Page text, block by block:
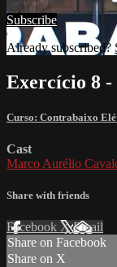
Subscribe
Already subscribed?
Exercício 8 -
Curso: Contrabaixo
Cast
Marco Aurélio
Share with friends
Facebook XEmail
Share on Facebook
Share on X